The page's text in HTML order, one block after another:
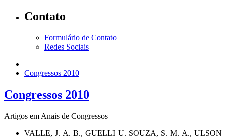
Contato
Formulário de Contato
Redes Sociais
Congressos 2010
Congressos 2010
Artigos em Anais de Congressos
VALLE, J. A. B., GUELLI U. SOUZA, S. M. A., ULSON